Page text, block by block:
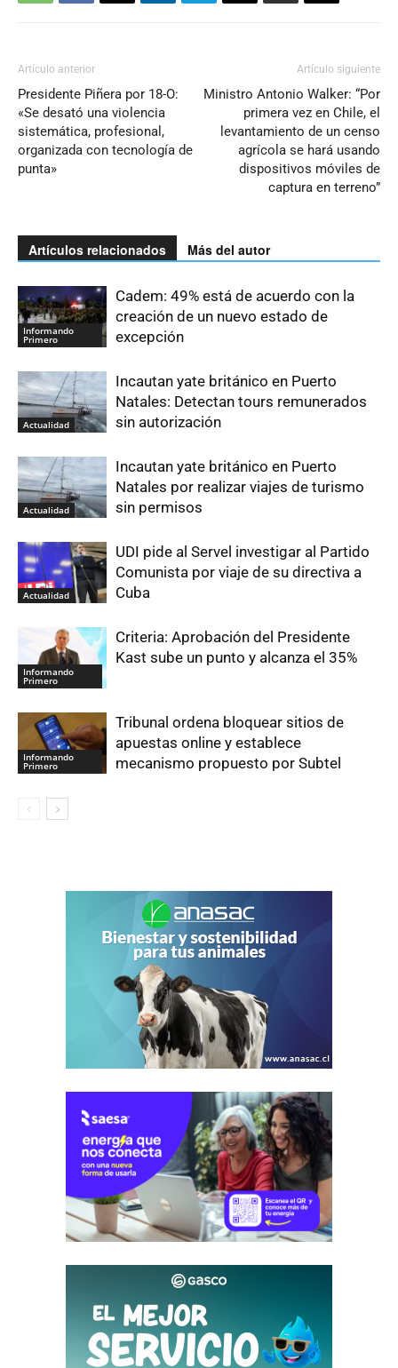
Artículo anterior
Presidente Piñera por 18-O:
«Se desató una violencia
sistemática, profesional,
organizada con tecnología de
punta»
Artículo siguiente
Ministro Antonio Walker: “Por
primera vez en Chile, el
levantamiento de un censo
agrícola se hará usando
dispositivos móviles de
captura en terreno”
Artículos relacionados Más del autor
Informando
Primero
Cadem: 49% está de acuerdo con la
creación de un nuevo estado de
excepción
Actualidad
Incautan yate británico en Puerto
Natales: Detectan tours remunerados
sin autorización
Actualidad
Incautan yate británico en Puerto
Natales por realizar viajes de turismo
sin permisos
Actualidad
UDI pide al Servel investigar al Partido
Comunista por viaje de su directiva a
Cuba
Informando
Primero
Criteria: Aprobación del Presidente
Kast sube un punto y alcanza el 35%
Informando
Primero
Tribunal ordena bloquear sitios de
apuestas online y establece
mecanismo propuesto por Subtel